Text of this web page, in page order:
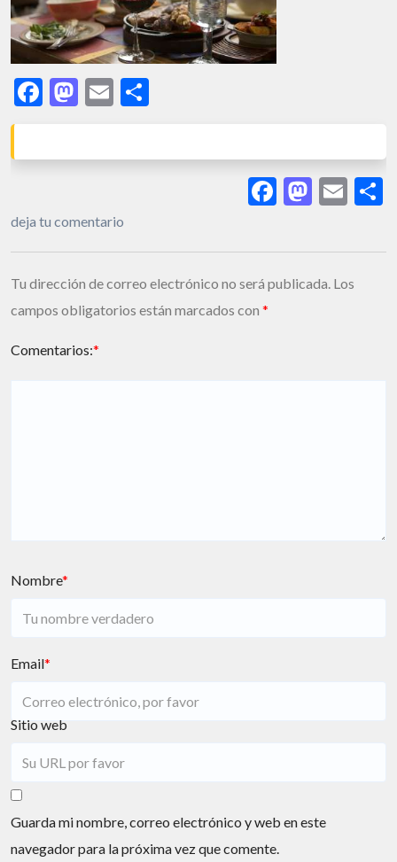
Facebook
Mastodon
Email
Facebook
deja tu comentario
Tu dirección de correo electrónico no será publicada. Los
campos obligatorios están marcados con *
Comentarios:*
Nombre*
Email*
Sitio web
Guarda mi nombre, correo electrónico y web en este
navegador para la próxima vez que comente.